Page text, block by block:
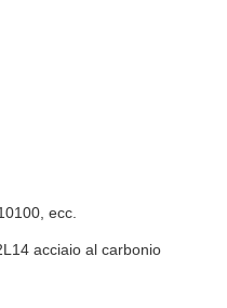
ecc.
acciaio al carbonio